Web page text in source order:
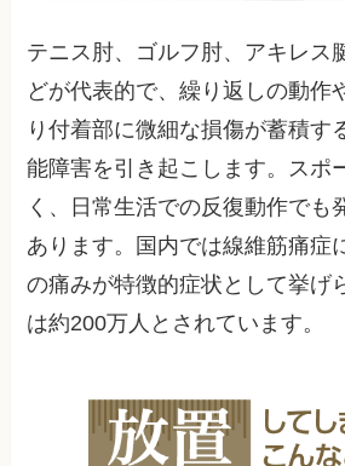
テニス肘、ゴルフ肘、アキレス
どが代表的で、繰り返しの動作
り付着部に微細な損傷が蓄積す
能障害を引き起こします。スポ
く、日常生活での反復動作でも
あります。国内では線維筋痛症
の痛みが特徴的症状として挙げ
は約200万人とされています。